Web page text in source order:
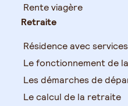
Rente viagère
Retraite
Résidence avec
Le fonctionnement de
Les démarches de
Le calcul de la retraite